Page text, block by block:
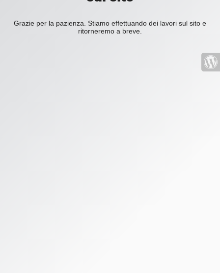
Grazie per la pazienza. Stiamo effettuando dei lavori sul sito e
ritorneremo a breve.